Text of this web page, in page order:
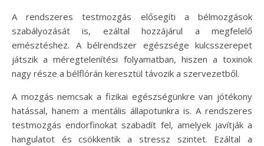
A rendszeres testmozgás elősegíti a bélmozgások
szabályozását is, ezáltal hozzájárul a megfelelő
emésztéshez. A bélrendszer egészsége kulcsszerepet
játszik a méregtelenítési folyamatban, hiszen a toxinok
nagy része a bélflórán keresztül távozik a szervezetből.
A mozgás nemcsak a fizikai egészségünkre van jótékony
hatással, hanem a mentális állapotunkra is. A rendszeres
testmozgás endorfinokat szabadít fel, amelyek javítják a
hangulatot és csökkentik a stressz szintet. Ezáltal a